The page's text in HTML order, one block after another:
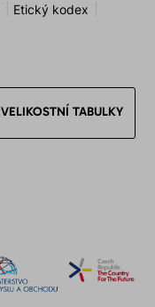
Etický kodex
VELIKOSTNÍ TABULKY